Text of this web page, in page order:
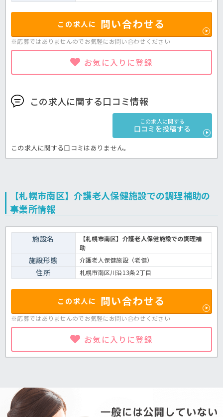
この求人に 問い合わせる
※応募ではありませんのでお気軽にお問い合わせください
お気に入りに登録
この求人に関する口コミ情報
この求人に関する
口コミを投稿する
この求人に関する口コミはありません。
【札幌市南区】介護老人保健施設での調理補助の
事業所情報
施設名
【札幌市南区】介護老人保健施設での調理補
助
施設形態 介護老人保健施設（老健）
住所 札幌市南区川沿13条2丁目
この求人に 問い合わせる
※応募ではありませんのでお気軽にお問い合わせください
お気に入りに登録